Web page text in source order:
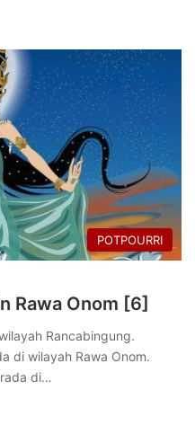
POTPOURRI
Rawa Onom [6]
Rancabingung.
di wilayah Rawa Onom.
di…